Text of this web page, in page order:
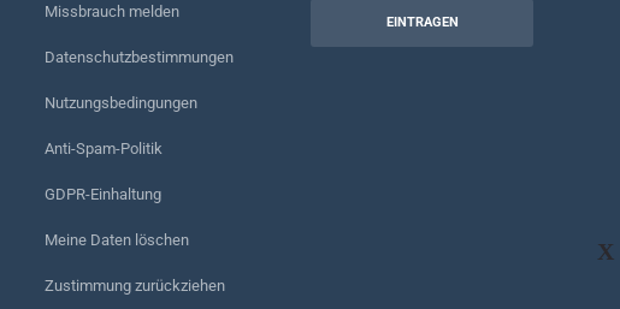
X
Missbrauch melden
Datenschutzbestimmungen
Nutzungsbedingungen
Anti-Spam-Politik
GDPR-Einhaltung
Meine Daten löschen
Zustimmung zurückziehen
EINTRAGEN